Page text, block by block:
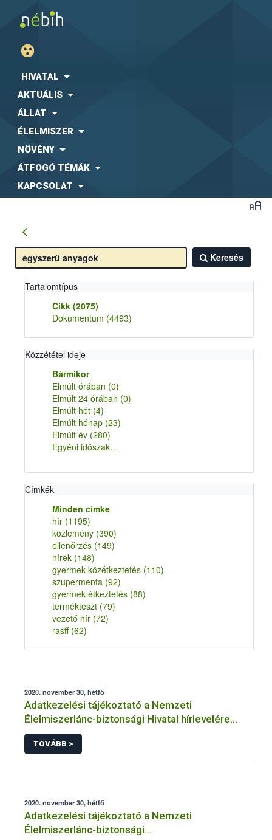
HIVATAL
AKTUÁLIS
ÁLLAT
ÉLELMISZER
NÖVÉNY
ÁTFOGÓ TÉMÁK
KAPCSOLAT
Keresés
Tartalomtípus
Cikk (2075)
Dokumentum (4493)
Közzététel ideje
Bármikor
Elmúlt órában (0)
Elmúlt 24 órában (0)
Elmúlt hét (4)
Elmúlt hónap (23)
Elmúlt év (280)
Egyéni időszak…
Címkék
Minden címke
hír (1195)
közlemény (390)
ellenőrzés (149)
hírek (148)
gyermek közétkeztetés (110)
szupermenta (92)
gyermek étkeztetés (88)
termékteszt (79)
vezető hír (72)
rasff (62)
2020. november 30, hétfő
Adatkezelési tájékoztató a Nemzeti
Élelmiszerlánc-biztonsági Hivatal hírlevelére
történő regisztrációhoz kapcsolódó
adatkezelések vonatkozásában
TOVÁBB >
2020. november 30, hétfő
Adatkezelési tájékoztató a Nemzeti
Élelmiszerlánc-biztonsági